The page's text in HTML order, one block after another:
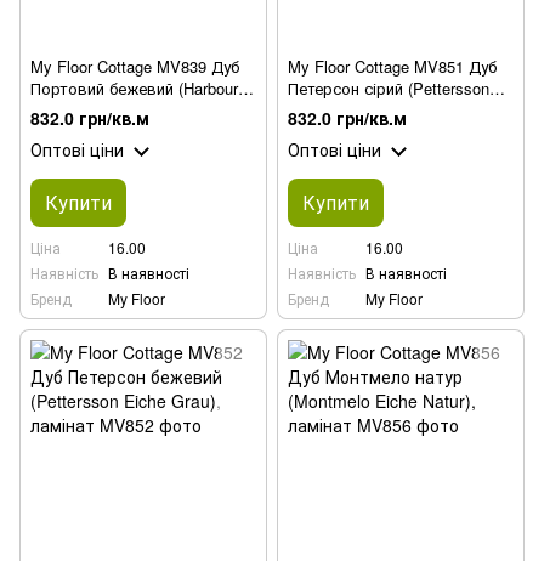
My Floor Cottage MV839 Дуб
Портовий бежевий (Harbour
Oak Beige), ламінат
832.0 грн/кв.м
Оптові ціни
Купити
Ціна
16.00
Наявність В наявності
Бренд
My Floor
My Floor Cottage MV851 Дуб
Петерсон сірий (Pettersson
Eiche Grau), ламінат
832.0 грн/кв.м
Оптові ціни
Купити
Ціна
16.00
Наявність В наявності
Бренд
My Floor